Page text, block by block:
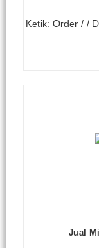
Ketik: Order / /
Jual